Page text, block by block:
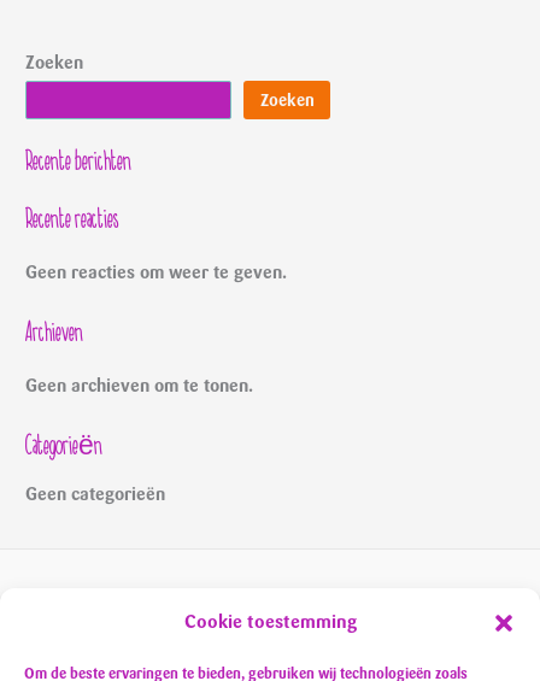
Cookie toestemming
Om de beste ervaringen te bieden, gebruiken wij technologieën zoals
Zoeken
Zoeken
Recente berichten
Recente reacties
Geen reacties om weer te geven.
Archieven
Geen archieven om te tonen.
Categorieën
Geen categorieën
Organisatie: